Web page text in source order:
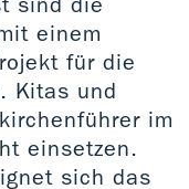
einem
für die
Kitas und
im
einsetzen.
sich das